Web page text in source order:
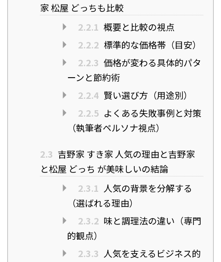
家 松屋 どっちも比較
2.2.1 概要と比較の視点
2.2.2 標準的な価格帯（目安）
2.2.3 価格が変わる具体的パタ
ーンと節約術
2.2.4 賢い選び方（用途別）
2.2.5 よくある失敗事例と対策
（執筆者ペルソナ視点）
2.3 吉野家 すき家 人気の理由と吉野家
と松屋 どっち が美味しいの結論
2.3.1 人気の背景を分解する
（選ばれる理由）
2.3.2 味と調理法の違い（専門
的観点）
2.3.3 人気を支えるビジネス的